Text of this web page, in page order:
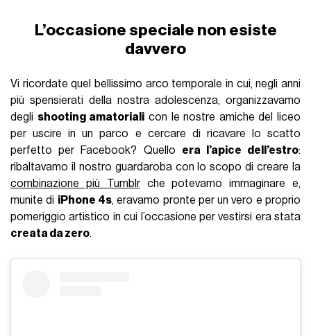
L’occasione speciale non esiste
davvero
Vi ricordate quel bellissimo arco temporale in cui, negli anni
più spensierati della nostra adolescenza, organizzavamo
degli shooting amatoriali con le nostre amiche del liceo
per uscire in un parco e cercare di ricavare lo scatto
perfetto per Facebook? Quello era l’apice dell’estro:
ribaltavamo il nostro guardaroba con lo scopo di creare la
combinazione più Tumblrche potevamo immaginare e,
munite di iPhone 4s, eravamo pronte per un vero e proprio
pomeriggio artistico in cui l’occasione per vestirsi era stata
creata da zero.